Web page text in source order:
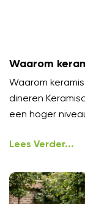
Waarom
buiten dineren
Waarom
dineren
een hoger
Lees Verder...